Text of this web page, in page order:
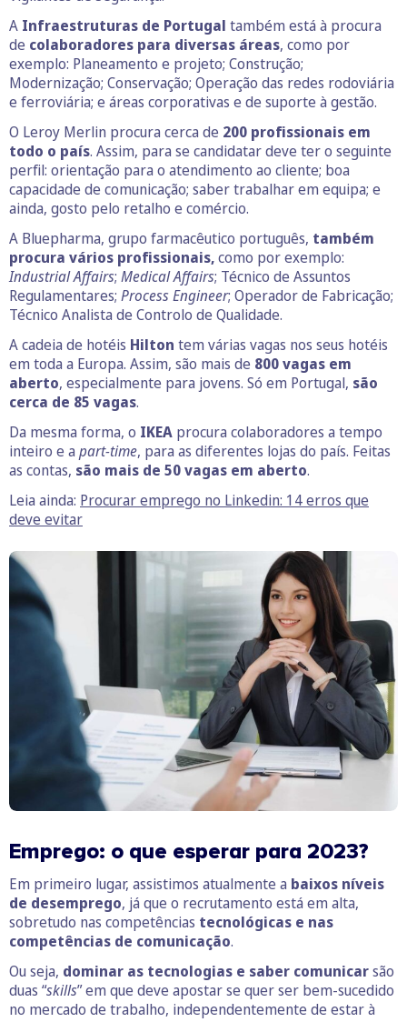
A Infraestruturas de Portugal também está à procura
de colaboradores para diversas áreas, como por
exemplo: Planeamento e projeto; Construção;
Modernização; Conservação; Operação das redes rodoviária
e ferroviária; e áreas corporativas e de suporte à gestão.
O Leroy Merlin procura cerca de 200 profissionais em
todo o país. Assim, para se candidatar deve ter o seguinte
perfil: orientação para o atendimento ao cliente; boa
capacidade de comunicação; saber trabalhar em equipa; e
ainda, gosto pelo retalho e comércio.
A Bluepharma, grupo farmacêutico português, também
procura vários profissionais,como por exemplo:
Industrial Affairs; Medical Affairs; Técnico de Assuntos
Regulamentares; Process Engineer; Operador de Fabricação;
Técnico Analista de Controlo de Qualidade.
A cadeia de hotéis Hilton tem várias vagas nos seus hotéis
em toda a Europa. Assim, são mais de 800 vagas em
aberto, especialmente para jovens. Só em Portugal, são
cerca de 85 vagas.
Da mesma forma, o IKEA procura colaboradores a tempo
inteiro e a part-time, para as diferentes lojas do país. Feitas
as contas, são mais de 50 vagas em aberto.
Leia ainda: Procurar emprego no Linkedin: 14 erros que
deve evitar
Emprego: o que esperar para 2023?
Em primeiro lugar, assistimos atualmente a baixos níveis
de desemprego, já que o recrutamento está em alta,
sobretudo nas competências tecnológicas e nas
competências de comunicação.
Ou seja, dominar as tecnologias e saber comunicarsão
duas “skills” em que deve apostar se quer ser bem-sucedido
no mercado de trabalho, independentemente de estar à